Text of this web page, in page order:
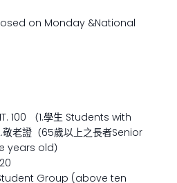
on Monday &National
100 （1.學生 Students with
老證（65歲以上之長者Senior
years old）
Student Group (above ten